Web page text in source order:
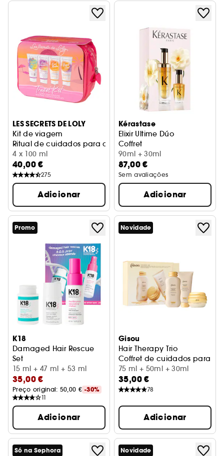
LES SECRETS DE LOLY
Kit de viagem
Ritual de cuidados para cabelo encaracolado
4 x 100 ml
40,00 €
275
Adicionar
Kérastase
Elixir Ultime Dúo
Coffret
90ml + 30ml
87,00 €
Sem avaliações
Adicionar
Promo
K18
Damaged Hair Rescue
Set
Kit de rotina 3 passos para cabelo danificado
15 ml + 47 ml + 53 ml
35,00 €
Preço original: 50,00 € -30%
11
Adicionar
Novidade
Gisou
Hair Therapy Trio
Coffret de cuidados para o
75 ml + 50ml + 30ml
35,00 €
78
Adicionar
Só na Sephora Novidade